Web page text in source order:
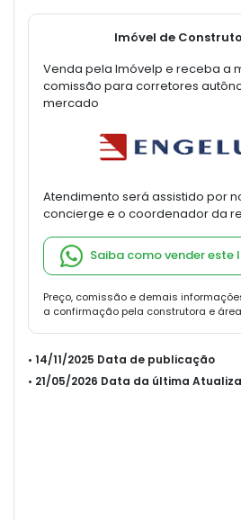
Imóvel de
Venda pela Imóvelp e receba a
comissão para corretores
mercado
Atendimento será assistido por
concierge e o coordenador da
Saiba como vender este
Preço, comissão e demais
a confirmação pela construtora e
• 14/11/2025 Data de publicação
• 21/05/2026 Data da última